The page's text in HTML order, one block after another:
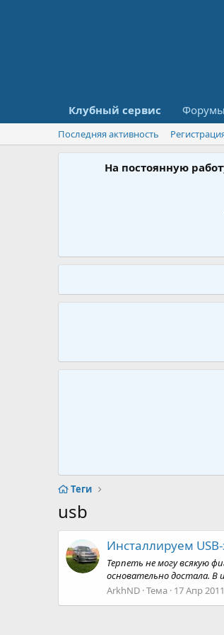
Клубный сервис Форумы
Последняя активность
На постоянную
Теги
usb
Инсталлируем
Терпеть не могу всякую
основательно достала. В
ArkhND Тема 17 Апр 2011